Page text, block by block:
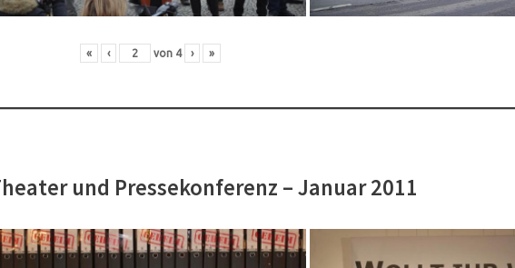
« ‹ von 4 › »
und Pressekonferenz – Januar 2011